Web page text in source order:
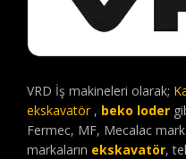
VRD İş makineleri olarak;
ekskavatör, beko loder
Fermec, MF, Mecalac
markaların ekskavatör,